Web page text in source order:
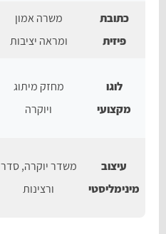
כתובת
פיזית
משרה אמון
ומראה יציבות
לוגו
מקצועי
מחזק מיתוג
ויוקרה
עיצוב
מינימליסטי
משדר יוקרה, סדר
ורצינות